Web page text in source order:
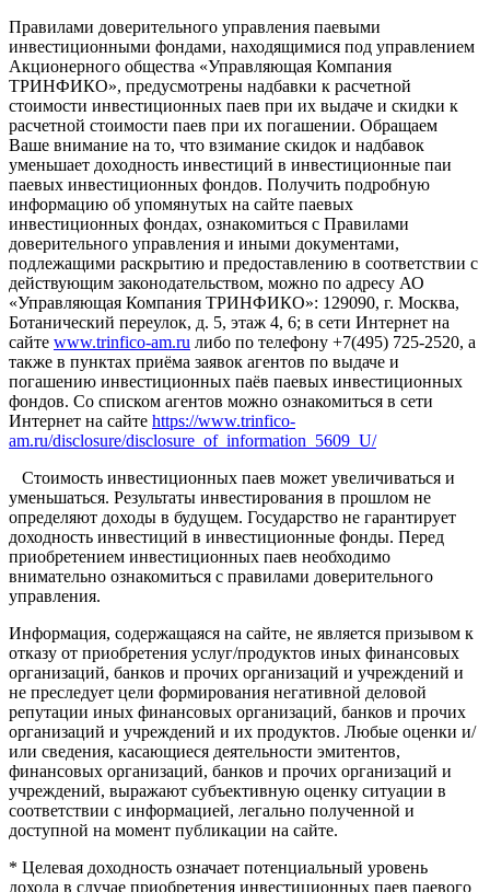
Правилами доверительного управления паевыми
инвестиционными фондами, находящимися под управлением
Акционерного общества «Управляющая Компания
ТРИНФИКО», предусмотрены надбавки к расчетной
стоимости инвестиционных паев при их выдаче и скидки к
расчетной стоимости паев при их погашении. Обращаем
Ваше внимание на то, что взимание скидок и надбавок
уменьшает доходность инвестиций в инвестиционные паи
паевых инвестиционных фондов. Получить подробную
информацию об упомянутых на сайте паевых
инвестиционных фондах, ознакомиться с Правилами
доверительного управления и иными документами,
подлежащими раскрытию и предоставлению в соответствии с
действующим законодательством, можно по адресу АО
«Управляющая Компания ТРИНФИКО»: 129090, г. Москва,
Ботанический переулок, д. 5, этаж 4, 6; в сети Интернет на
сайте www.trinfico-аm.ru либо по телефону +7(495) 725-2520, а
также в пунктах приёма заявок агентов по выдаче и
погашению инвестиционных паёв паевых инвестиционных
фондов. Со списком агентов можно ознакомиться в сети
Интернет на сайте https://www.trinfico-
am.ru/disclosure/disclosure_of_information_5609_U/
Стоимость инвестиционных паев может увеличиваться и
уменьшаться. Результаты инвестирования в прошлом не
определяют доходы в будущем. Государство не гарантирует
доходность инвестиций в инвестиционные фонды. Перед
приобретением инвестиционных паев необходимо
внимательно ознакомиться с правилами доверительного
управления.
Информация, содержащаяся на сайте, не является призывом к
отказу от приобретения услуг/продуктов иных финансовых
организаций, банков и прочих организаций и учреждений и
не преследует цели формирования негативной деловой
репутации иных финансовых организаций, банков и прочих
организаций и учреждений и их продуктов. Любые оценки и/
или сведения, касающиеся деятельности эмитентов,
финансовых организаций, банков и прочих организаций и
учреждений, выражают субъективную оценку ситуации в
соответствии с информацией, легально полученной и
доступной на момент публикации на сайте.
* Целевая доходность означает потенциальный уровень
дохода в случае приобретения инвестиционных паев паевого